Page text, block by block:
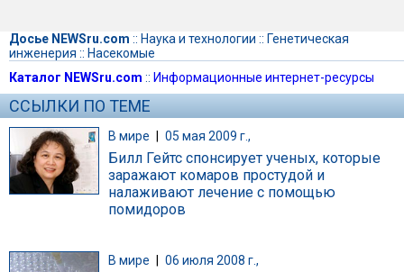
Досье NEWSru.com :: Наука и технологии :: Генетическая
инженерия :: Насекомые
Каталог NEWSru.com :: Информационные интернет-ресурсы
ССЫЛКИ ПО ТЕМЕ
В мире | 05 мая 2009 г.,
Билл Гейтс спонсирует ученых, которые
заражают комаров простудой и
налаживают лечение с помощью
помидоров
В мире 06 июля 2008 г.,